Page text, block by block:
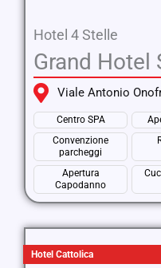
Hotel 4 Stelle
Grand Hotel
Viale Antonio
Centro SPA
Convenzione
parcheggi
Apertura
Capodanno
Hotel Cattolica